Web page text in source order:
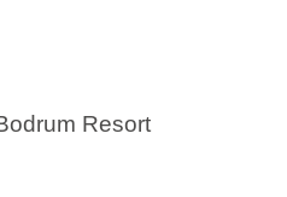
Resort